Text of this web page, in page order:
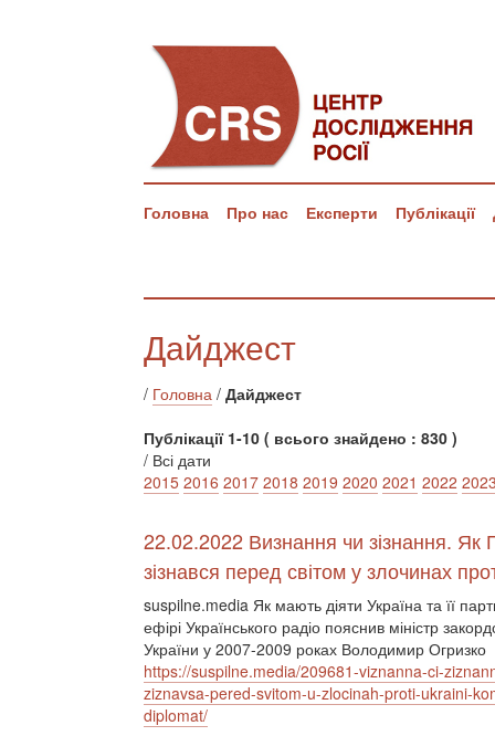
Головна Про нас Експерти Публікації
Дайджест
/ Головна / Дайджест
Публікації 1-10 ( всього знайдено : 830 )
/ Всі дати
2015 2016 2017 2018 2019 2020 2021 2022
22.02.2022 Визнання чи зізнання. Як
зізнався перед світом у злочинах
suspilne.media Як мають діяти Україна та її
ефірі Українського радіо пояснив міністр
України у 2007-2009 роках Володимир Огризко
https://suspilne.media/209681-viznanna-ci-
ziznavsa-pered-svitom-u-zlocinah-proti-ukraini-
diplomat/